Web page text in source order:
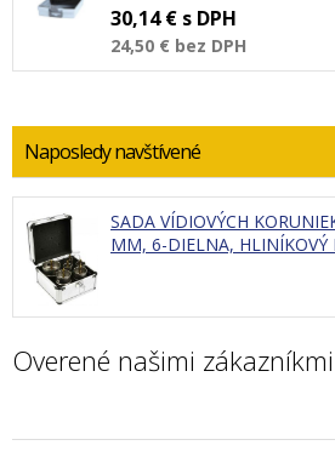
30,14 € s DPH
24,50 € bez DPH
Naposledy navštívené
SADA VÍDIOVÝCH
MM, 6-DIELNA, HLINÍKOVÝ
Overené našimi zákazníkmi